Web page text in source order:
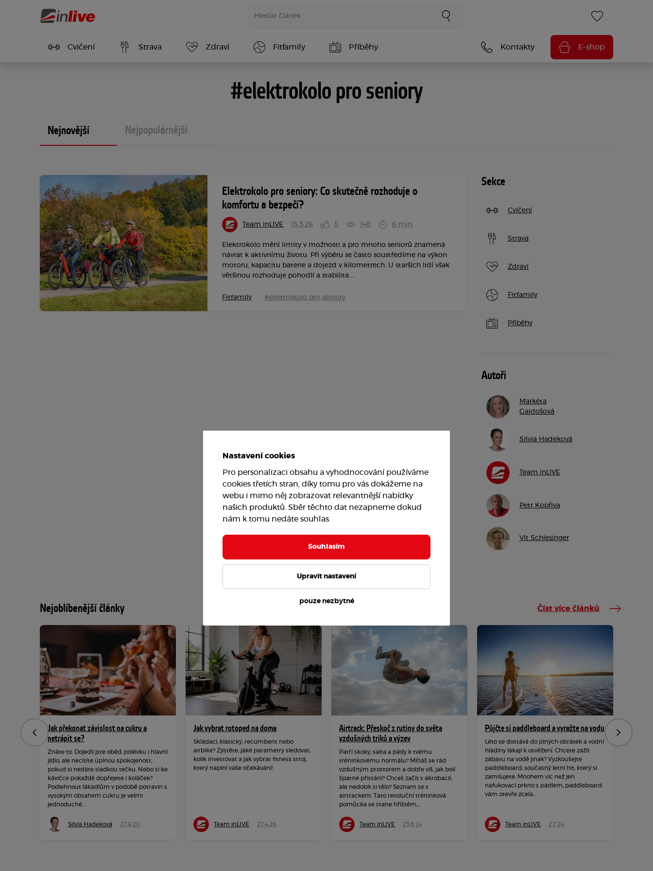
Cvičení Strava Zdraví Fitfamily Příběhy Kontakty E-shop
#elektrokolo pro seniory
Nejnovější Nejpopulárnější
Elektrokolo pro seniory: Co skutečně rozhoduje o
komfortu a bezpečí?
Team inLIVE 15.3.26 5 148 6 min.
Elektrokolo mění limity v možnosti a pro mnoho seniorů znamená
návrat k aktivnímu životu. Při výběru se často soustředíme na výkon
motoru, kapacitu baterie a dojezd v kilometrech. U starších lidí však
většinou rozhoduje pohodlí a stabilita....
Fitfamily #elektrokolo pro seniory
Sekce
Cvičení
Strava
Zdraví
Fitfamily
Příběhy
Autoři
Markéta
Gajdošová
Silvia Hadeková
Team inLIVE
Petr Kopřiva
Vít Schlesinger
Nejoblíbenější články Číst více článků
Jak překonat závislost na cukru a
netrápit se?
Znáte to. Dojedli jste oběd, polévku i hlavní
jídlo, ale necítíte úplnou spokojenost,
pokud si nedáte sladkou tečku. Nebo si ke
kávičce pokaždé dopřejete i koláček?
Podlehnout lákadlům v podobě potravin s
vysokým obsahem cukru je velmi
jednoduché...
Silvia Hadeková 27.8.20
Jak vybrat rotoped na doma
Skládací, klasický, recumbent nebo
airbike? Zjistěte, jaké parametry sledovat,
kolik investovat a jak vybrat fitness stroj,
který naplní vaše očekávání!
Team inLIVE 27.4.26
Airtrack: Přeskoč z rutiny do světa
vzdušných triků a výzev
Patří skoky, salta a pády k tvému
tréninkovému normálu? Míháš se rád
vzdušným prostorem a dobře víš, jak bolí
špatné přistání? Chceš začít s akrobacií,
ale nedobít si tělo? Seznam se s
airtrackem. Tato revoluční tréninková
pomůcka se stane hřištěm,...
Team inLIVE 25.6.24
Půjčte si paddleboard a vyražte na vodu
Léto se dostává do plných obrátek a vodní
hladiny lákají k osvěžení. Chcete zažít
zábavu na vodě jinak? Vyzkoušejte
paddleboard, současný letní hit, který si
zamilujete. Mnohem víc než jen
nafukovací prkno s pádlem, paddleboard
vám otevře zcela...
Team inLIVE 2.7.24
Předchozí
Nastavení cookies
Pro personalizaci obsahu a vyhodnocování používáme
cookies třetích stran, díky tomu pro vás dokážeme na
webu i mimo něj zobrazovat relevantnější nabídky
našich produktů. Sběr těchto dat nezapneme dokud
nám k tomu nedáte souhlas.
Souhlasím
Upravit nastavení
pouze nezbytné